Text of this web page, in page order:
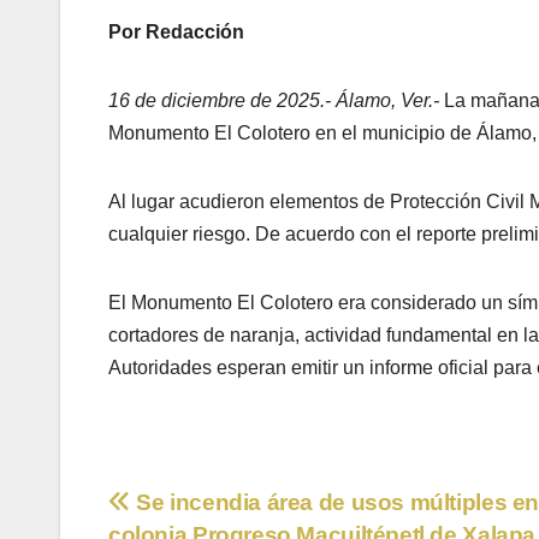
Por Redacción
16 de diciembre de 2025.- Álamo, Ver.- La
Monumento El Colotero en el municipio de
Al lugar acudieron elementos de Protección Civil
cualquier riesgo. De acuerdo con el reporte
El Monumento El Colotero era considerado un
cortadores de naranja, actividad fundamental en
Autoridades esperan emitir un informe oficial
Navegación
Se incendia área de usos múltiples